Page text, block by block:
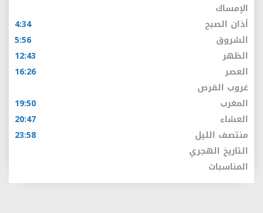
الإمساك
أذان الصبح
4:34
الشروق
5:56
الظهر
12:43
العصر
16:26
غروب القرص
المغرب
19:50
العشاء
20:47
منتصف الليل
23:58
التاريخ الهجري
المناسبات